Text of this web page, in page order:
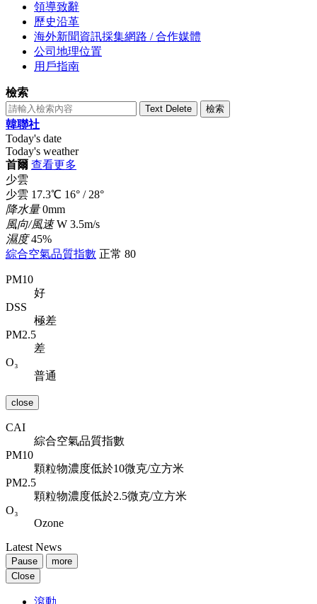
領導致辭
歷史沿革
海外新聞資訊採集網路 / 合作媒體
公司地理位置
用戶指南
檢索
Text Delete 檢索
韓聯社
Today's date
Today's weather
首爾 查看更多
少雲
少雲 17.3℃ 16° / 28°
降水量0mm
風向/風速W 3.5m/s
濕度45%
綜合空氣品質指數 正常 80
PM10
好
DSS
極差
PM2.5
差
O₃
普通
close
CAI
綜合空氣品質指數
PM10
顆粒物濃度低於10微克/立方米
PM2.5
顆粒物濃度低於2.5微克/立方米
O₃
Ozone
Latest News
Pause
more
Close
滾動